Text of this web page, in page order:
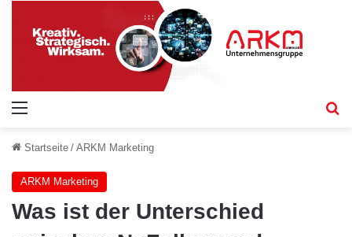
Startseite / ARKM Marketing
ARKM Marketing
Was ist der Unterschied